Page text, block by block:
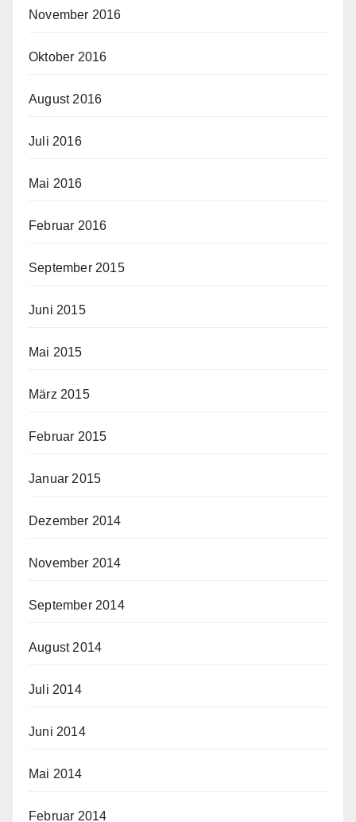
November 2016
Oktober 2016
August 2016
Juli 2016
Mai 2016
Februar 2016
September 2015
Juni 2015
Mai 2015
März 2015
Februar 2015
Januar 2015
Dezember 2014
November 2014
September 2014
August 2014
Juli 2014
Juni 2014
Mai 2014
Februar 2014